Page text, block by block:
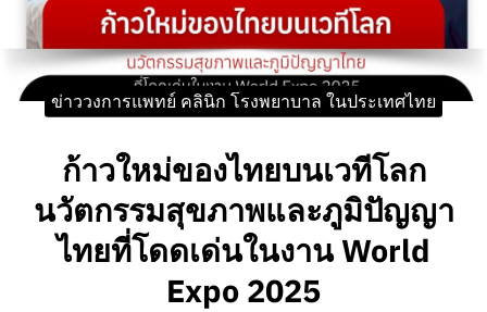
ข่าววงการแพทย์ คลินิก โรงพยาบาล ในประเทศไทย
ก้าวใหม่ของไทยบนเวทีโลก
นวัตกรรมสุขภาพและภูมิปัญญา
ไทยที่โดดเด่นในงาน World
Expo 2025